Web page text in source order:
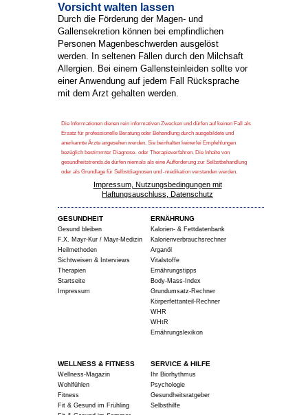
Vorsicht walten lassen
Durch die Förderung der Magen- und
Gallensekretion können bei empfindlichen
Personen Magenbeschwerden ausgelöst
werden. In seltenen Fällen durch den Milchsaft
Allergien. Bei einem Gallensteinleiden sollte vor
einer Anwendung auf jedem Fall Rücksprache
mit dem Arzt gehalten werden.
Die Informationen dienen rein informativen Zwecken und dürfen auf keinen Fall als
Ersatz für professionelle Beratung oder Behandlung durch ausgebildete und
anerkannte Ärzte angesehen werden. Sie beinhalten keinerlei Empfehlungen
bezüglich bestimmter Diagnose- oder Therapieverfahren. Die Inhalte von
gesundheitstrends.de dürfen niemals als eine Aufforderung zur Selbstbehandlung
oder als Grundlage für Selbstdiagnosen und -medikation verstanden werden.
Impressum, Nutzungsbedingungen mit
Haftungsauschluss, Datenschutz
GESUNDHEIT
Gesund bleiben
F.X. Mayr-Kur / Mayr-Medizin
Heilmethoden
Sichtweisen & Interviews
Therapien
Startseite
Impressum
ERNÄHRUNG
Kalorien- & Fettdatenbank
Kalorienverbrauchsrechner
Arganöl
Vitalstoffe
Ernährungstipps
Body-Mass-Index
Grundumsatz-Rechner
Körperfettanteil-Rechner
WHR
WHtR
Ernährungslexikon
WELLNESS & FITNESS
Wellness-Magazin
Wohlfühlen
Fitness
Fit & Gesund im Frühling
SERVICE & HILFE
Ihr Biorhythmus
Psychologie
Gesundheitsratgeber
Selbsthilfe